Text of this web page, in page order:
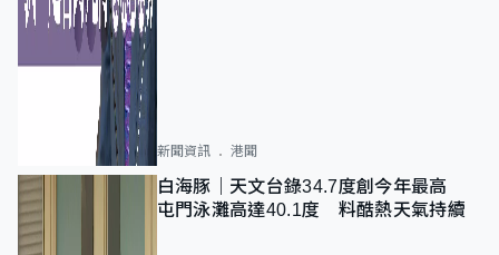
新聞資訊 港聞
白海豚｜天文台錄34.7度創今年最高
屯門泳灘高達40.1度 料酷熱天氣持續